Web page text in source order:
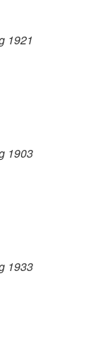
1921
1903
1933